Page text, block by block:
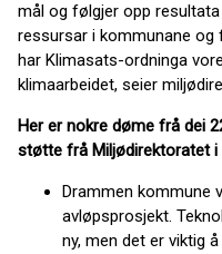
mål og følgjer opp
ressursar i kommunane og
har Klimasats-ordninga
klimaarbeidet, seier
Her er nokre døme frå dei
støtte frå Miljødirektoratet i
Drammen kommune
avløpsprosjekt.
ny, men det er viktig